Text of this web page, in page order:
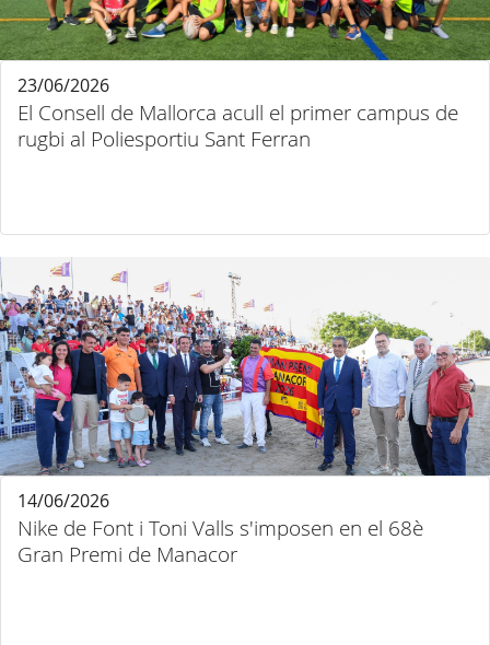
El Consell de Mallorca acull el primer campus de
rugbi al Poliesportiu Sant Ferran
23/06/2026
Nike de Font i Toni Valls s'imposen en el 68è
Gran Premi de Manacor
14/06/2026